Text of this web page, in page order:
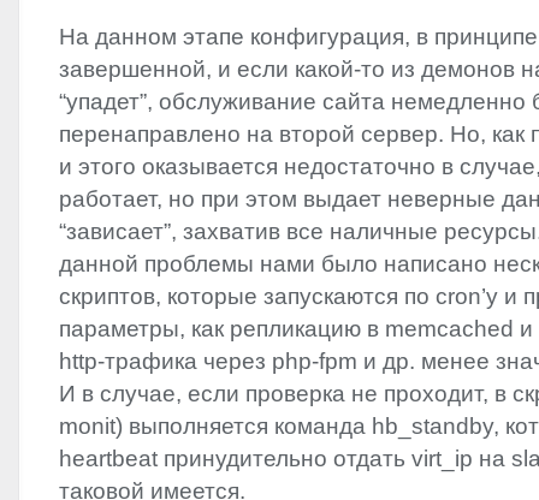
На данном этапе конфигурация, в
завершенной, и если какой-то из демонов
“упадет”, обслуживание сайта немедленно
перенаправлено на второй сервер. Но, как
и этого оказывается недостаточно в
работает, но при этом выдает неверные
“зависает”, захватив все наличные
данной проблемы нами было написано
скриптов, которые запускаются по cron’у и
параметры, как репликацию в memcached
http-трафика через php-fpm и др. менее
И в случае, если проверка не проходит, в
monit) выполняется команда hb_standby,
heartbeat принудительно отдать virt_ip на
таковой имеется.